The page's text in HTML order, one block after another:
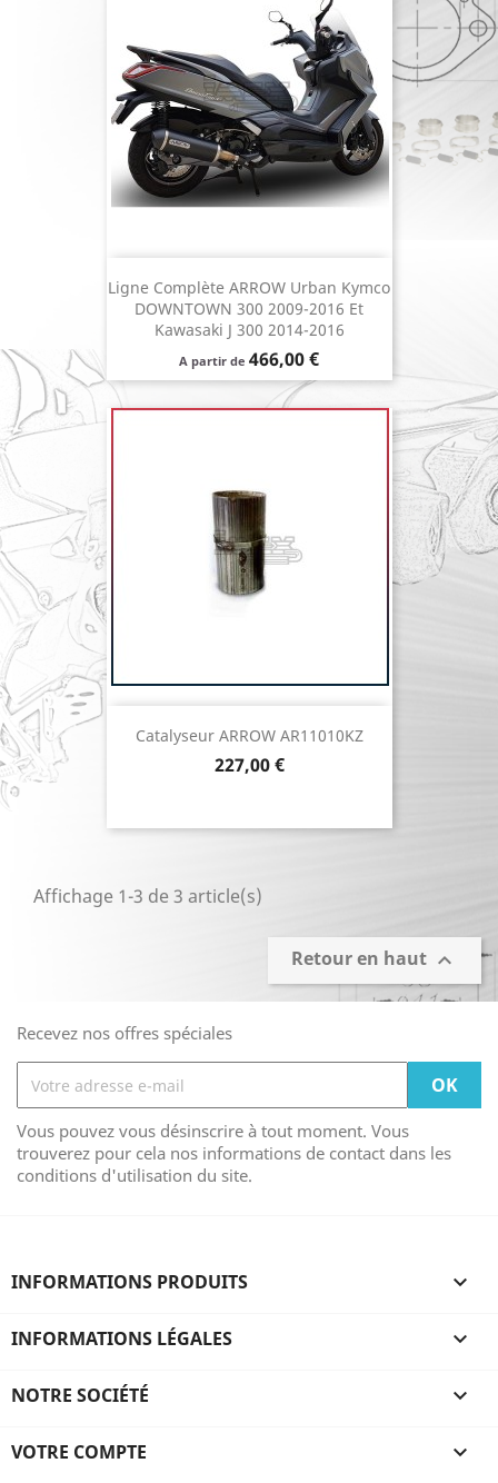
Ligne Complète ARROW Urban Kymco
DOWNTOWN 300 2009-2016 Et
Kawasaki J 300 2014-2016
A partir de Prix
466,00 €
Catalyseur ARROW AR11010KZ
Prix
227,00 €
Affichage 1-3 de 3 article(s)
Retour en haut 
Recevez nos offres spéciales
Vous pouvez vous désinscrire à tout moment. Vous
trouverez pour cela nos informations de contact dans les
conditions d'utilisation du site.
INFORMATIONS PRODUITS 
INFORMATIONS LÉGALES 
NOTRE SOCIÉTÉ 
VOTRE COMPTE 